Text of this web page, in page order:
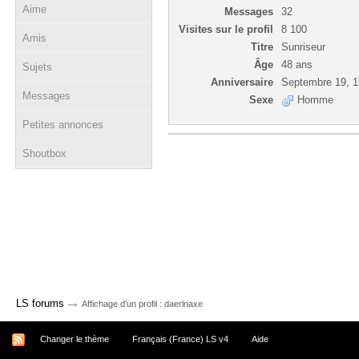
Aime
Amis
Sujets
Messages
Petites annonces
Shoutbox
Messages
32
Visites sur le profil
8 100
Titre
Sunriseur
Âge
48 ans
Anniversaire
Septembre 19,
Sexe
Homme
LS forums → Affichage d'un profil : daerlnaxe
Changer le thème Français (France) LS v4 Aide